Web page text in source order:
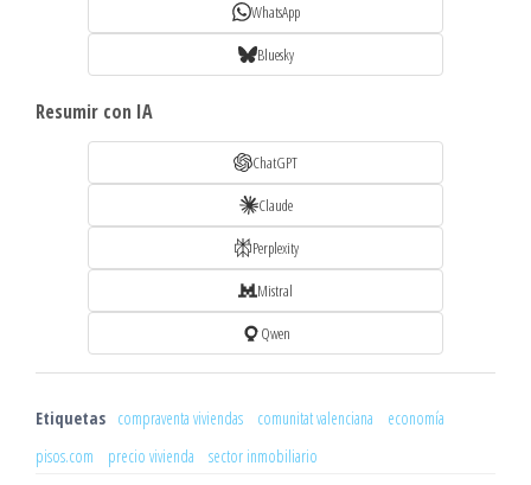
WhatsApp
Bluesky
Resumir con IA
ChatGPT
Claude
Perplexity
Mistral
Qwen
Etiquetas compraventa viviendas comunitat valenciana
economía
pisos.com
precio vivienda sector inmobiliario